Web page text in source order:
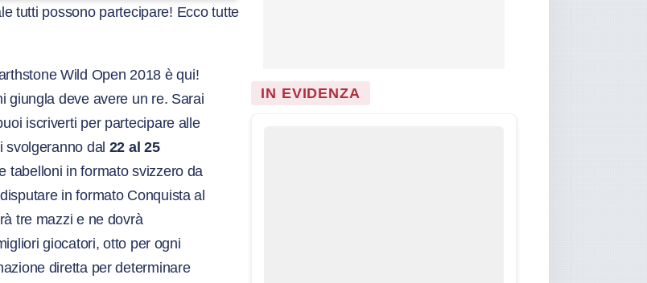
tutti possono partecipare! Ecco tutte
Wild Open 2018 è qui!
giungla deve avere un re. Sarai
iscriverti per partecipare alle
svolgeranno dal 22 al 25
tabelloni in formato svizzero da
in formato Conquista al
tre mazzi e ne dovrà
giocatori, otto per ogni
diretta per determinare
IN EVIDENZA